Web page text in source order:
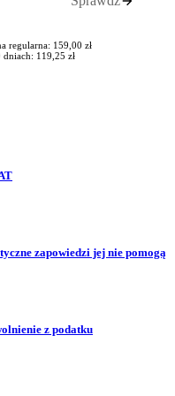
regularna: 159,00 zł
dniach: 119,25 zł
zapowiedzi jej nie pomogą
z podatku